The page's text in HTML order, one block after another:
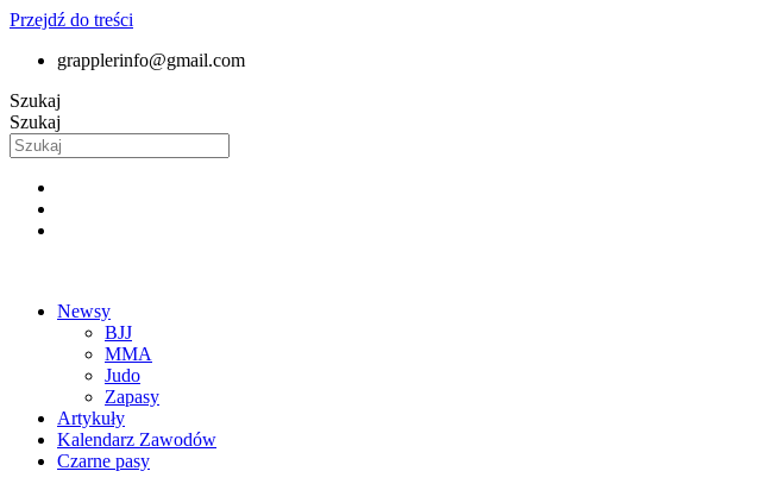
Przejdź do treści
grapplerinfo@gmail.com
Szukaj
Szukaj
Newsy
BJJ
MMA
Judo
Zapasy
Artykuły
Kalendarz Zawodów
Czarne pasy